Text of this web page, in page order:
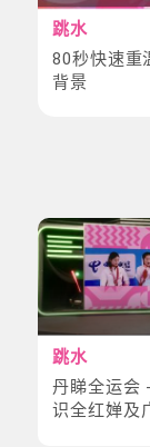
跳水
80秒快速重
背景
跳水
丹睇全运会
识全红婵及